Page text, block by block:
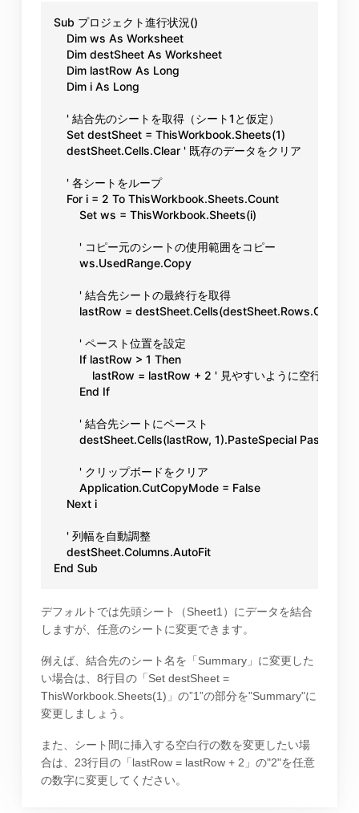
Sub プロジェクト進行状況()
    Dim ws As Worksheet
    Dim destSheet As Worksheet
    Dim lastRow As Long
    Dim i As Long
    ' 結合先のシートを取得（シート1と仮定）
    Set destSheet = ThisWorkbook.Sheets(1)
    destSheet.Cells.Clear ' 既存のデータをクリア
    ' 各シートをループ
    For i = 2 To ThisWorkbook.Sheets.Count
        Set ws = ThisWorkbook.Sheets(i)
        ' コピー元のシートの使用範囲をコピー
        ws.UsedRange.Copy
        ' 結合先シートの最終行を取得
lastRow = destSheet.Cells(destSheet.Rows.Count,
        ' ペースト位置を設定
        If lastRow > 1 Then
            lastRow = lastRow + 2 ' 見やすいように空行を追加
        End If
        ' 結合先シートにペースト
destSheet.Cells(lastRow, 1).PasteSpecial
        ' クリップボードをクリア
        Application.CutCopyMode = False
    Next i
    ' 列幅を自動調整
    destSheet.Columns.AutoFit
End Sub
デフォルトでは先頭シート（Sheet1）にデータを結合
しますが、任意のシートに変更できます。
例えば、結合先のシート名を「Summary」に変更した
い場合は、8行目の「Set destSheet =
ThisWorkbook.Sheets(1)」の”1”の部分を"Summary"に
変更しましょう。
また、シート間に挿入する空白行の数を変更したい場
合は、23行目の「lastRow = lastRow + 2」の"2"を任意
の数字に変更してください。